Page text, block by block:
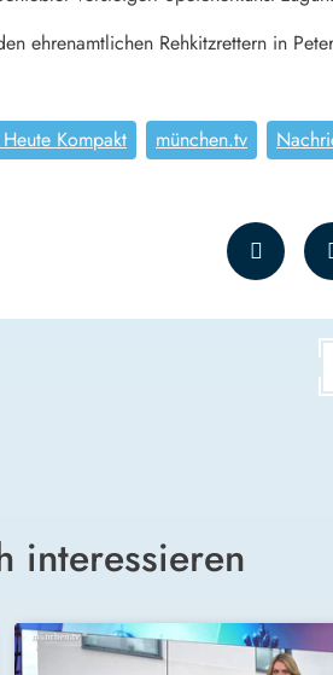
ehrenamtlichen Rehkitzrettern in
Kompakt münchen.tv
interessieren